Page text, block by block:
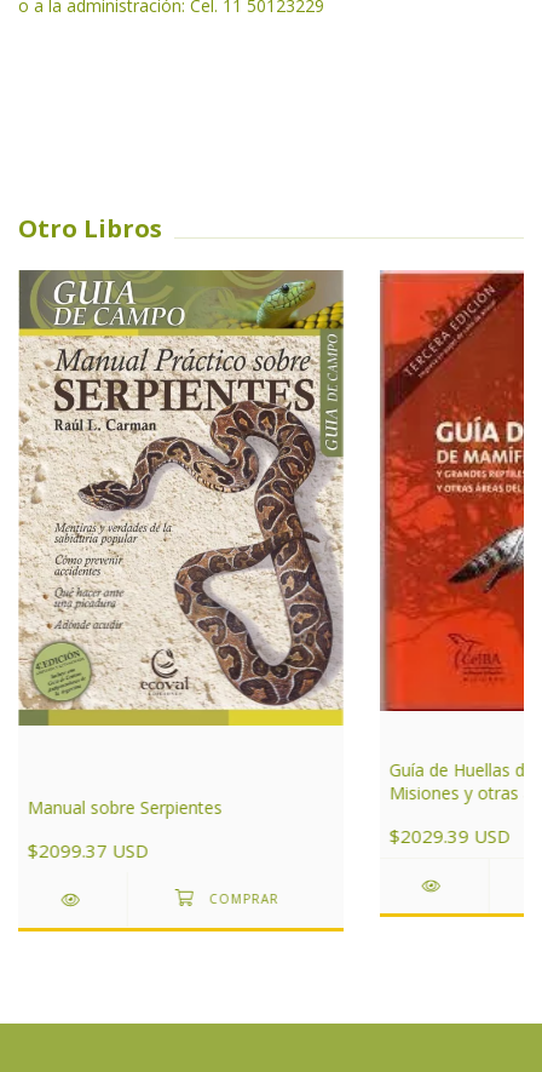
o a la administración: Cel. 11 50123229
Otro Libros
Manual sobre Serpientes
$2099.37 USD
Guía de Huellas
Misiones y otras
$2029.39 USD